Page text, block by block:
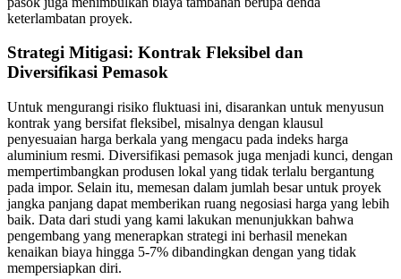
keterlambatan proyek.
Strategi Mitigasi: Kontrak Fleksibel dan
Diversifikasi Pemasok
Untuk mengurangi risiko fluktuasi ini, disarankan untuk menyusun
kontrak yang bersifat fleksibel, misalnya dengan klausul
penyesuaian harga berkala yang mengacu pada indeks harga
aluminium resmi. Diversifikasi pemasok juga menjadi kunci, dengan
mempertimbangkan produsen lokal yang tidak terlalu bergantung
pada impor. Selain itu, memesan dalam jumlah besar untuk proyek
jangka panjang dapat memberikan ruang negosiasi harga yang lebih
baik. Data dari studi yang kami lakukan menunjukkan bahwa
pengembang yang menerapkan strategi ini berhasil menekan
kenaikan biaya hingga 5-7% dibandingkan dengan yang tidak
mempersiapkan diri.